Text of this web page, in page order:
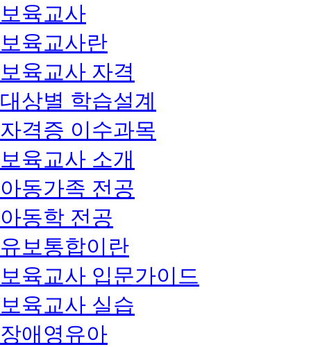
보육교사
보육교사란
보육교사 자격
대상별 학습설계
자격증 이수과목
보육교사 소개
아동가족 전공
아동학 전공
유보통합이란
보육교사 입문가이드
보육교사 실습
장애영유아